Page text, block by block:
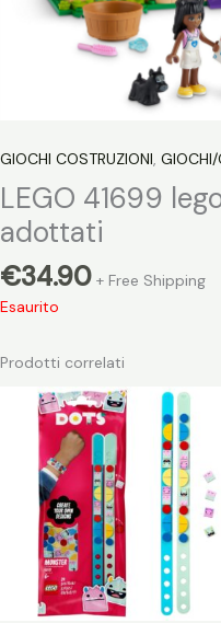
GIOCHI COSTRUZIONI, GIOCHI/
LEGO 41699
adottati
€34.90 + Free Shipping
Esaurito
Prodotti correlati